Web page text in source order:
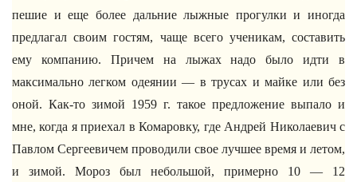
пешие и еще более дальние лыжные прогулки и иногда
предлагал своим гостям, чаще всего ученикам, составить
ему компанию. Причем на лыжах надо было идти в
максимально легком одеянии — в трусах и майке или без
оной. Как-то зимой 1959 г. такое предложение выпало и
мне, когда я приехал в Комаровку, где Андрей Николаевич с
Павлом Сергеевичем проводили свое лучшее время и летом,
и зимой. Мороз был небольшой, примерно 10 — 12